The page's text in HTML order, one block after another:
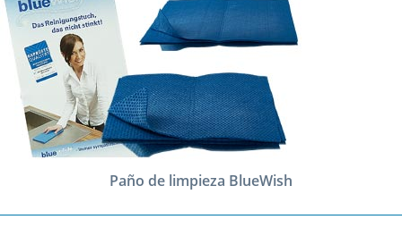
Paño de limpieza BlueWish